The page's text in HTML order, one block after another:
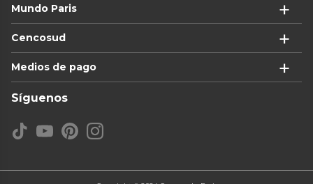
Mundo Paris
Cencosud
Medios de pago
Síguenos